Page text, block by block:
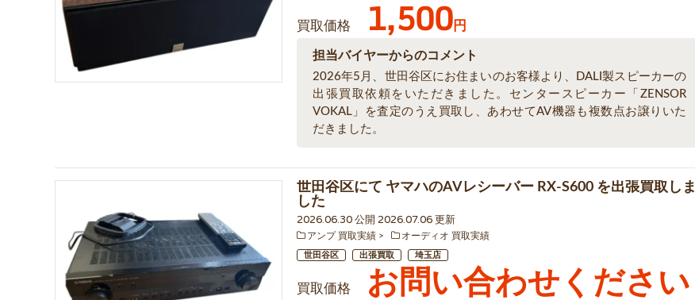
買取価格 1,500円
担当バイヤーからのコメント
2026年5月、世田谷区にお住まいのお客様より、DALI製スピーカーの
出張買取依頼をいただきました。センタースピーカー「ZENSOR
VOKAL」を査定のうえ買取し、あわせてAV機器も複数点お譲りいた
だきました。
世田谷区にて ヤマハのAVレシーバー RX-S600 を出張買取しま
した
2026.06.30 公開 2026.07.06 更新
アンプ 買取実績 オーディオ 買取実績
世田谷区 出張買取 埼玉店
買取価格 お問い合わせください